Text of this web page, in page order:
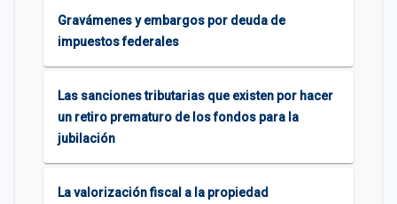
Gravámenes y embargos por deuda de
impuestos federales
Las sanciones tributarias que existen por hacer
un retiro prematuro de los fondos para la
jubilación
La valorización fiscal a la propiedad